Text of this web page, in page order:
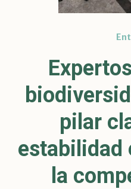
pilar
estabilidad
la